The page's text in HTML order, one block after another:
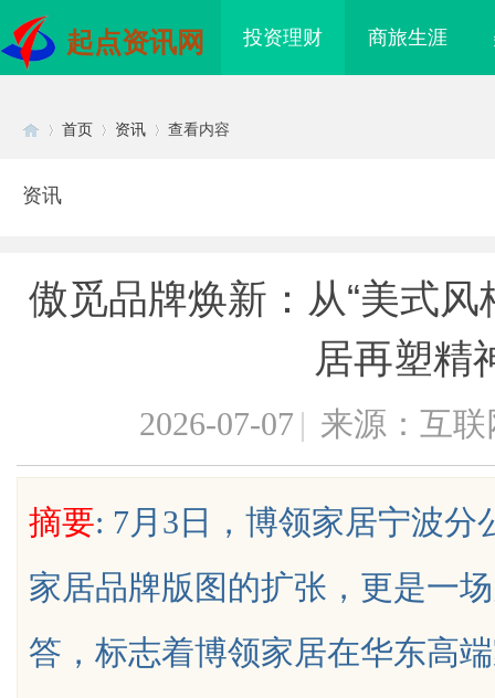
起点资讯网 投资理财 商旅生涯
uz
首页 资讯 查看内容
资讯
傲觅品牌焕新：从“美式风
居再塑精
2026-07-07 | 来源：互联
摘要: 7月3日，博领家居宁波
家居品牌版图的扩张，更是一
答，标志着博领家居在华东高
代平台